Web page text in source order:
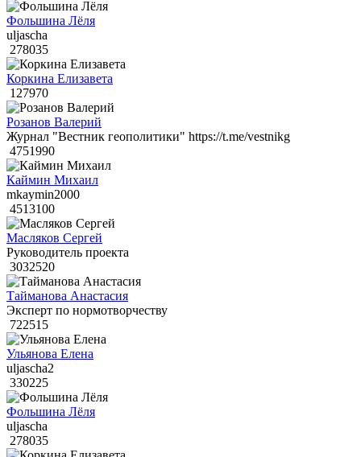
Фольшина Лёля
uljascha
278035
Коркина Елизавета
127970
Розанов Валерий
Журнал "Вестник геополитики" https://t.me/vestnikg
4751990
Каймин Михаил
mkaymin2000
4513100
Масляков Сергей
Руководитель проекта
3032520
Тайманова Анастасия
Эксперт по нормотворчеству
722515
Ульянова Елена
uljascha2
330225
Фольшина Лёля
uljascha
278035